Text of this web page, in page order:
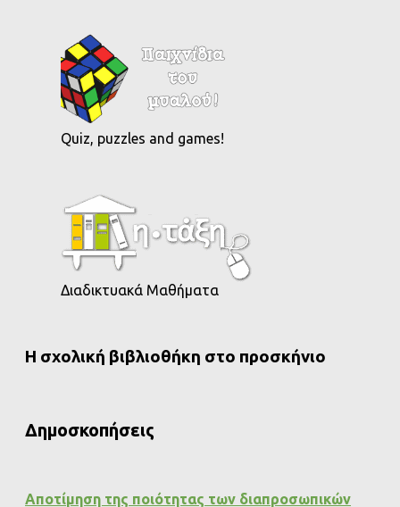
Quiz, puzzles and games!
Διαδικτυακά Μαθήματα
Η σχολική βιβλιοθήκη στο προσκήνιο
Δημοσκοπήσεις
Αποτίμηση της ποιότητας των διαπροσωπικών